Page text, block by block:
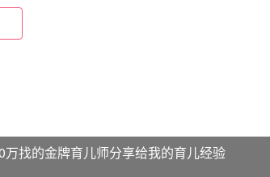
万找的金牌育儿师分享给我的育儿经验